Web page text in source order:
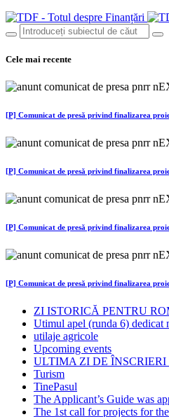
Cele mai recente
[P] Comunicat de presă privind finalizarea
[P] Comunicat de presă privind finalizarea
[P] Comunicat de presă privind finalizarea
[P] Comunicat de presă privind finalizarea
ZI ISTORICĂ PENTRU
Utimul apel (runda 6) dedicat
utilaje agricole
Upcoming events
ULTIMA ZI DE
Turism
TinePasul
The Applicant’s Guide was
The 1st call for projects for